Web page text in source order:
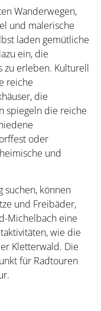
Wanderwegen,
und malerische
laden gemütliche
ein, die
zu erleben. Kulturell
reiche
die
spiegeln die reiche
oder
und
suchen, können
und Freibäder,
Michelbach eine
wie die
Kletterwald. Die
für Radtouren